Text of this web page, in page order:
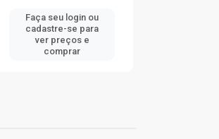
Faça seu login ou
cadastre-se para
ver preços e
comprar